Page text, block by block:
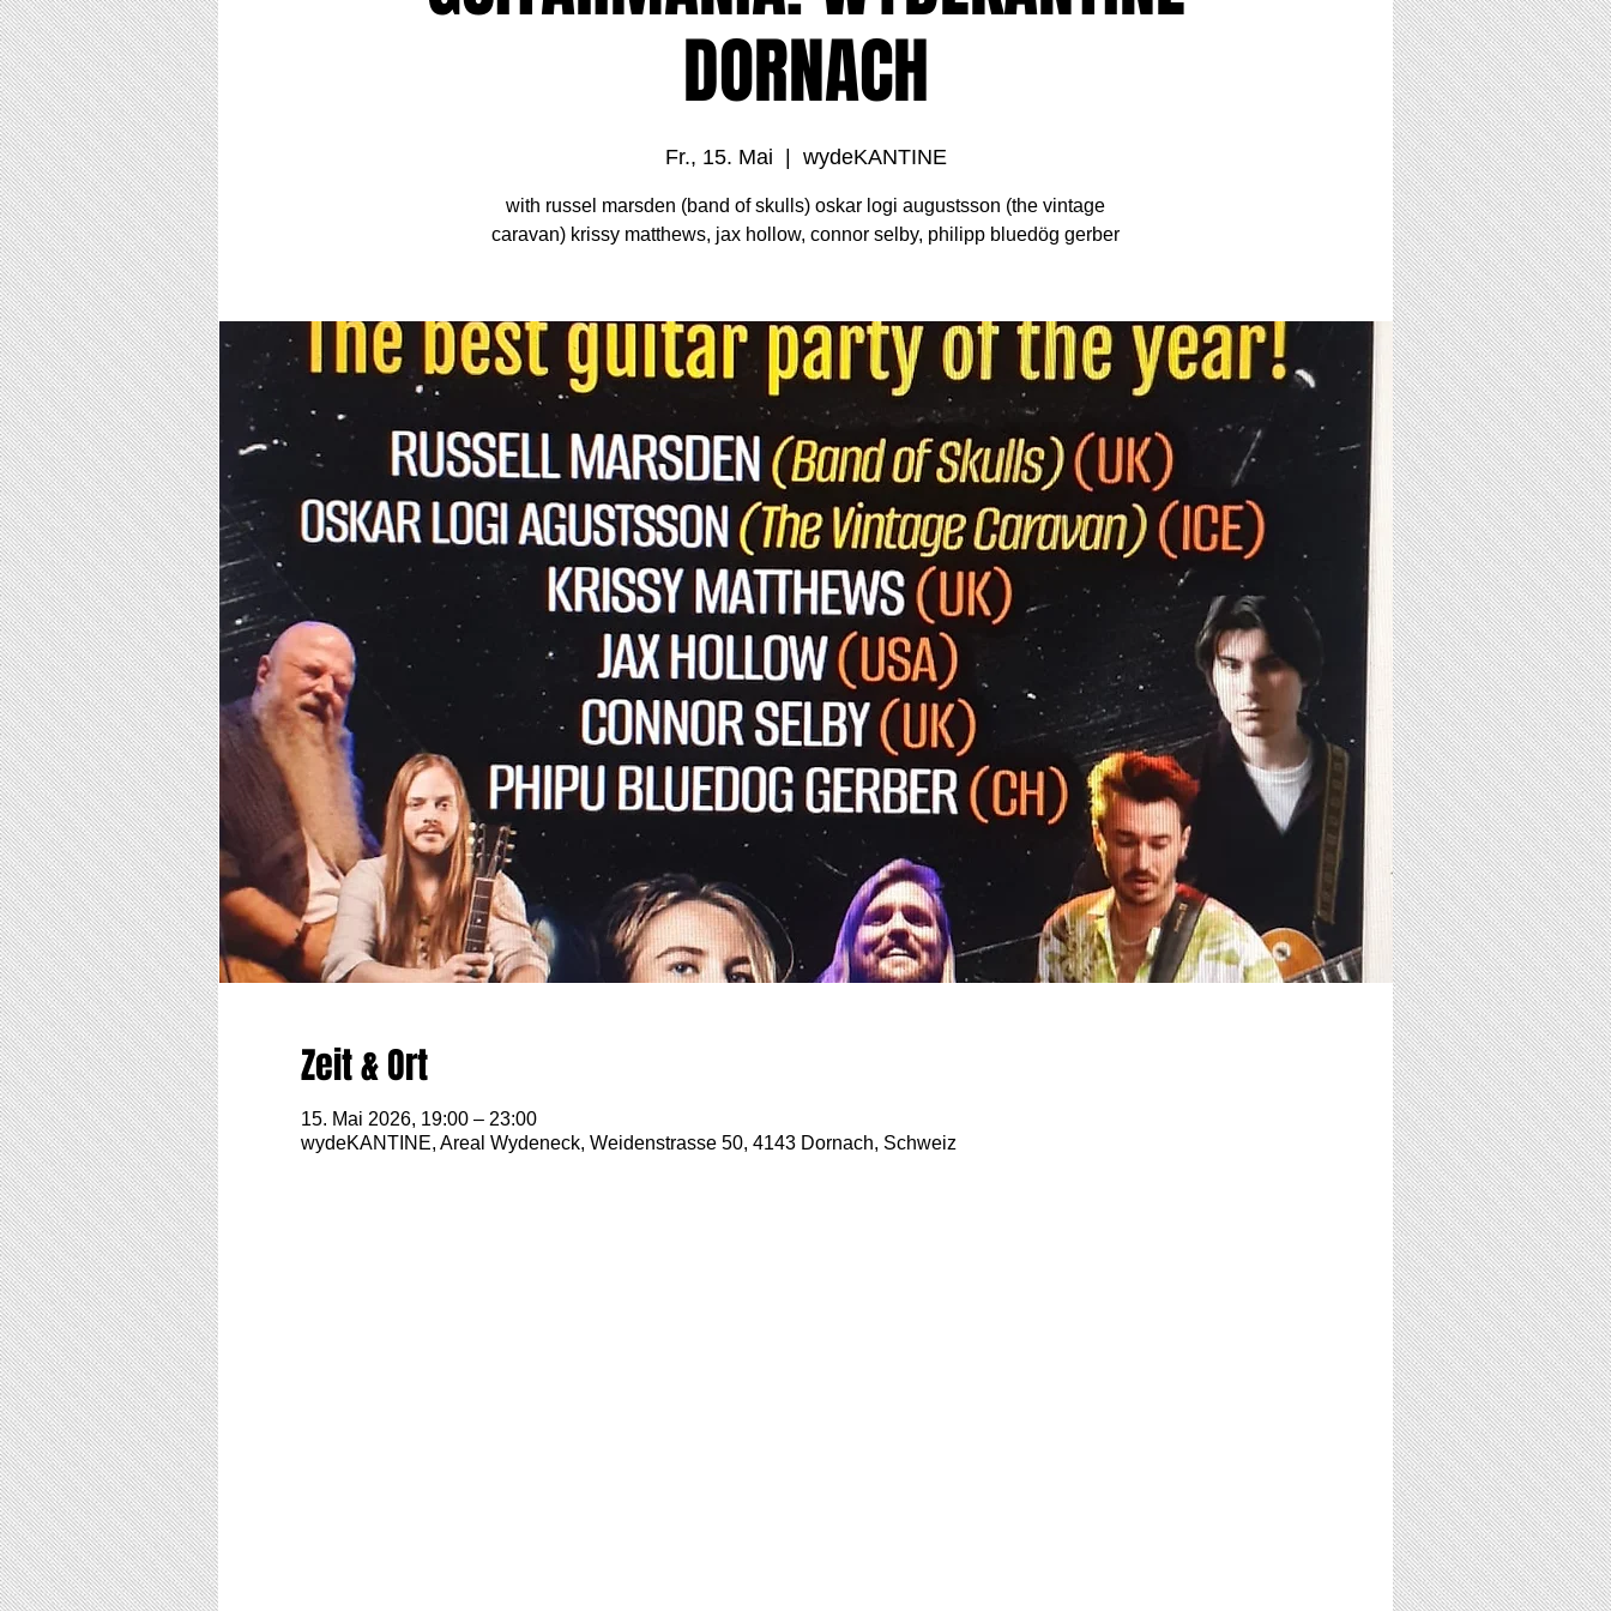
DORNACH
Fr., 15. Mai wydeKANTINE
with russel marsden (band of skulls) oskar logi augustsson (the vintage
caravan) krissy matthews, jax hollow, connor selby, philipp bluedög gerber
Zeit & Ort
15. Mai 2026, 19:00 – 23:00
wydeKANTINE, Areal Wydeneck, Weidenstrasse 50, 4143 Dornach, Schweiz